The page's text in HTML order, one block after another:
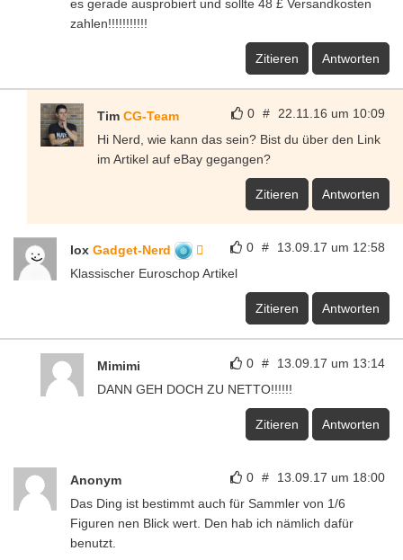
es gerade ausprobiert und sollte 48 £ Versandkosten
zahlen!!!!!!!!!!!
Zitieren Antworten
0 # 22.11.16 um 10:09
Tim CG-Team
Hi Nerd, wie kann das sein? Bist du über den Link
im Artikel auf eBay gegangen?
Zitieren Antworten
0 # 13.09.17 um 12:58
lox Gadget-Nerd
Klassischer Euroschop Artikel
Zitieren Antworten
0 # 13.09.17 um 13:14
Mimimi
DANN GEH DOCH ZU NETTO!!!!!!
Zitieren Antworten
0 # 13.09.17 um 18:00
Anonym
Das Ding ist bestimmt auch für Sammler von 1/6
Figuren nen Blick wert. Den hab ich nämlich dafür
benutzt.